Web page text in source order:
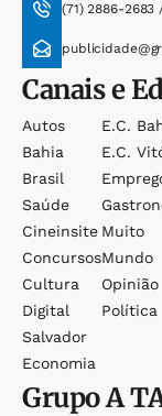
(71) 2886-2683
Canais e
Autos
Bahia
Brasil
Saúde
Cineinsite
Concursos
Cultura
Digital
Salvador
Economia
E.c.
E.c.
Muito
Mundo
Opinião
Política
GrupoA